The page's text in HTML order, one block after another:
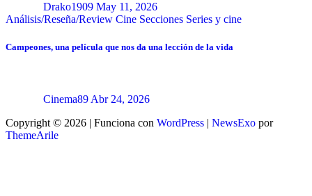
Drako1909 May 11, 2026
Análisis/Reseña/Review Cine Secciones Series y cine
Campeones, una película que nos da una lección de la vida
Cinema89 Abr 24, 2026
Copyright © 2026 | Funciona con WordPress | NewsExo por
ThemeArile